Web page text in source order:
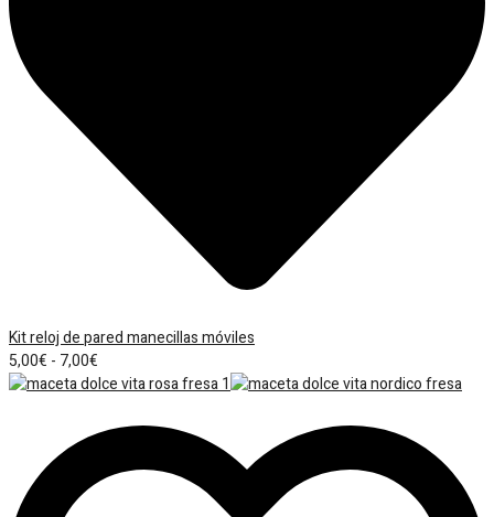
Kit reloj de pared manecillas móviles
5,00€ - 7,00€
de
desde
hasta